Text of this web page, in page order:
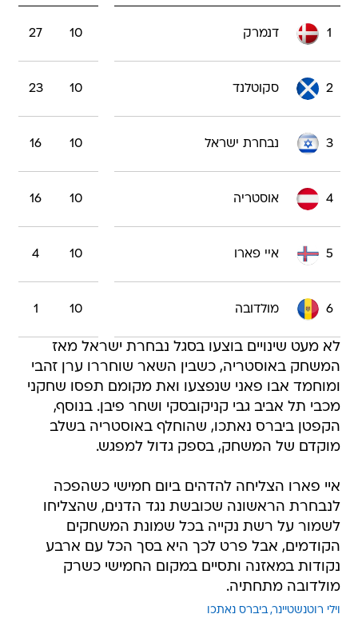
1 דנמרק 10
27
2 סקוטלנד 10
23
3 נבחרת ישראל 10
16
4 אוסטריה 10
16
5 איי פארו 10
4
6 מולדובה 10
1
לא מעט שינויים בוצעו בסגל נבחרת ישראל מאז
המשחק באוסטריה, כשבין השאר שוחררו ערן זהבי
ומוחמד אבו פאני שנפצעו ואת מקומם תפסו שחקני
מכבי תל אביב גבי קניקובסקי ושחר פיבן. בנוסף,
הקפטן ביברס נאתכו, שהוחלף באוסטריה בשלב
מוקדם של המשחק, בספק גדול למפגש.
איי פארו הצליחה להדהים ביום חמישי כשהפכה
לנבחרת הראשונה שכובשת נגד הדנים, שהצליחו
לשמור על רשת נקייה בכל שמונת המשחקים
הקודמים, אבל פרט לכך היא בסך הכל עם ארבע
נקודות במאזנה ותסיים במקום החמישי כשרק
מולדובה מתחתיה.
וילי רוטנשטיינר ביברס נאתכו